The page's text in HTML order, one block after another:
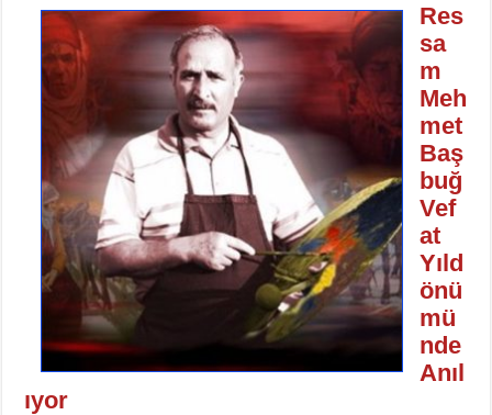
Res
sa
m
Meh
met
Baş
buğ
Vef
at
Yıld
önü
mü
nde
Anıl
ıyor